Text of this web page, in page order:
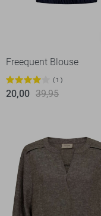
Freequent Blouse
1
20,00 39,95